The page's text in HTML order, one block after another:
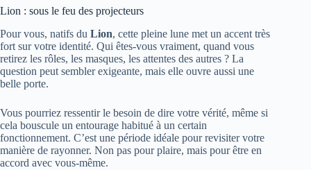
Lion : sous le feu des projecteurs
Pour vous, natifs du Lion, cette pleine lune met un accent très
fort sur votre identité. Qui êtes-vous vraiment, quand vous
retirez les rôles, les masques, les attentes des autres ? La
question peut sembler exigeante, mais elle ouvre aussi une
belle porte.
Vous pourriez ressentir le besoin de dire votre vérité, même si
cela bouscule un entourage habitué à un certain
fonctionnement. C’est une période idéale pour revisiter votre
manière de rayonner. Non pas pour plaire, mais pour être en
accord avec vous-même.